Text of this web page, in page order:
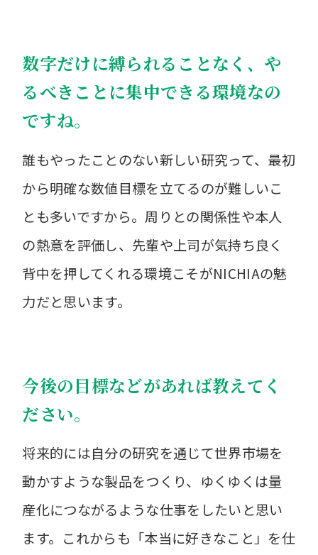
数字だけに縛られることなく、や
るべきことに集中できる環境なの
ですね。
誰もやったことのない新しい研究って、最初
から明確な数値目標を立てるのが難しいこ
とも多いですから。周りとの関係性や本人
の熱意を評価し、先輩や上司が気持ち良く
背中を押してくれる環境こそがNICHIAの魅
力だと思います。
今後の目標などがあれば教えてく
ださい。
将来的には自分の研究を通じて世界市場を
動かすような製品をつくり、ゆくゆくは量
産化につながるような仕事をしたいと思い
ます。これからも「本当に好きなこと」を仕